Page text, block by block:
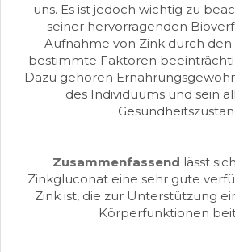
uns. Es ist jedoch wichtig zu
seiner hervorragenden
Aufnahme von Zink durch
bestimmte Faktoren
Dazu gehören
des Individuums und sein
Zusammenfassend lässt
Zinkgluconat eine sehr gute
Zink ist, die zur Unterstützung
Körperfunktionen